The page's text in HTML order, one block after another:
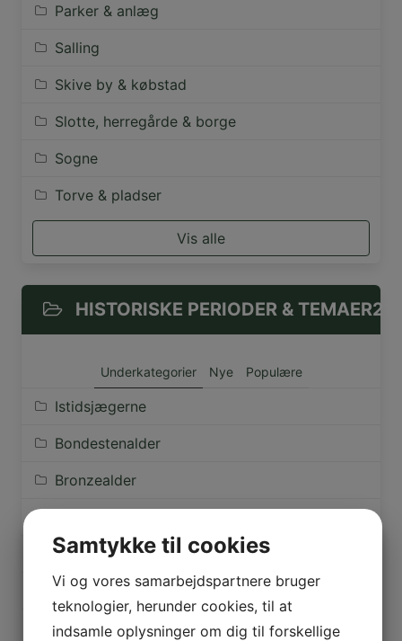
Parker & anlæg
Salling
Skive by & købstad
Slotte, herregårde & borge
Sogne
Torve & pladser
Vis alle
HISTORISKE PERIODER & TEMAER
Underkategorier Nye Populære
Istidsjægerne
Bondestenalder
Bronzealder
Vikingetiden
Middelalderen indtil 1536
1536-1660
Samtykke til cookies
Vi og vores samarbejdspartnere bruger
teknologier, herunder cookies, til at
indsamle oplysninger om dig til forskellige